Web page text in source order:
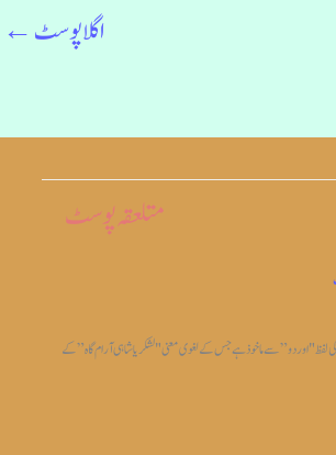
اگلا پوسٹ←
متلعقہ پوسٹ
لفظ "اوردو” سے ماخوذ ہے جس کے لغوی معنی "لشکریا شاہی آرام گاہ” کے